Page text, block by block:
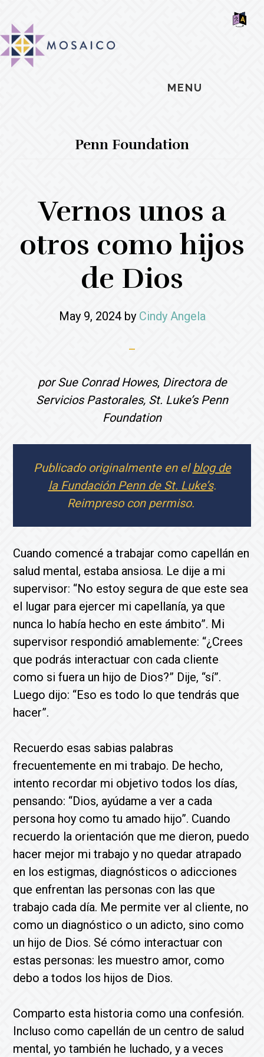
main
content
primary
sidebar
footer
MENU
Penn Foundation
Vernos unos a
otros como hijos
de Dios
May 9, 2024by Cindy Angela
por Sue Conrad Howes, Directora de
Servicios Pastorales, St. Luke’s Penn
Foundation
Publicado originalmente en elblog de
la Fundación Penn de St. Luke’s.
Reimpreso con permiso.
Cuando comencé a trabajar como capellán en
salud mental, estaba ansiosa. Le dije a mi
supervisor: “No estoy segura de que este sea
el lugar para ejercer mi capellanía, ya que
nunca lo había hecho en este ámbito”. Mi
supervisor respondió amablemente: “¿Crees
que podrás interactuar con cada cliente
como si fuera un hijo de Dios?” Dije, “sí”.
Luego dijo: “Eso es todo lo que tendrás que
hacer”.
Recuerdo esas sabias palabras
frecuentemente en mi trabajo. De hecho,
intento recordar mi objetivo todos los días,
pensando: “Dios, ayúdame a ver a cada
persona hoy como tu amado hijo”. Cuando
recuerdo la orientación que me dieron, puedo
hacer mejor mi trabajo y no quedar atrapado
en los estigmas, diagnósticos o adicciones
que enfrentan las personas con las que
trabajo cada día. Me permite ver al cliente, no
como un diagnóstico o un adicto, sino como
un hijo de Dios. Sé cómo interactuar con
estas personas: les muestro amor, como
debo a todos los hijos de Dios.
Comparto esta historia como una confesión.
Incluso como capellán de un centro de salud
mental, yo también he luchado, y a veces